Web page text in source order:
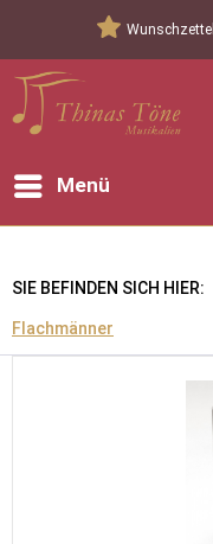
Wunschzettel
Menü
SIE BEFINDEN SICH HIER:
Flachmänner